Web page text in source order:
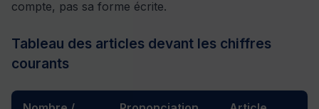
compte, pas sa forme écrite.
Tableau des articles devant les chiffres
courants